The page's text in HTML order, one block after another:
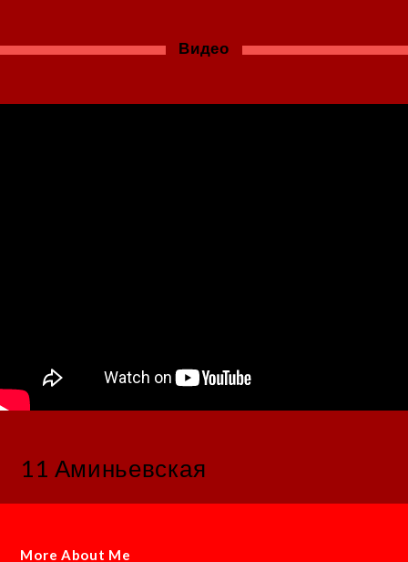
Видео
11 Аминьевская
More About Me